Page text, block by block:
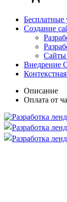
Бесплатные
Создание
Сайты
Внедрение
Описание
Оплата от